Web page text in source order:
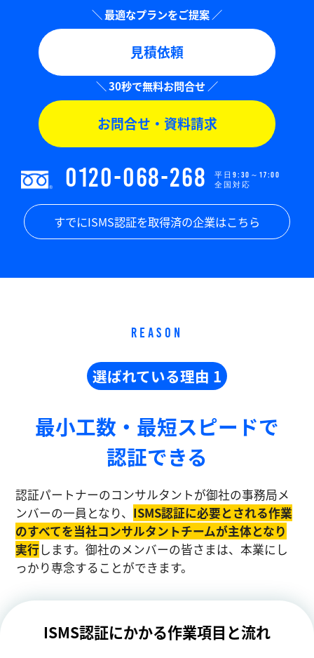
見積依頼
お問合せ・資料請求
0120-068-268
平日9:30～17:00
全国対応
すでにISMS認証を取得済の企業はこちら
REASON
選ばれている理由 1
最小工数・最短スピードで
認証できる
認証パートナーのコンサルタントが御社の事務局メ
ンバーの一員となり、 ISMS認証に必要とされる作業
のすべてを当社コンサルタントチームが主体となり
実⾏ します。御社のメンバーの皆さまは、本業にし
っかり専念することができます。
ISMS認証にかかる作業項目と流れ